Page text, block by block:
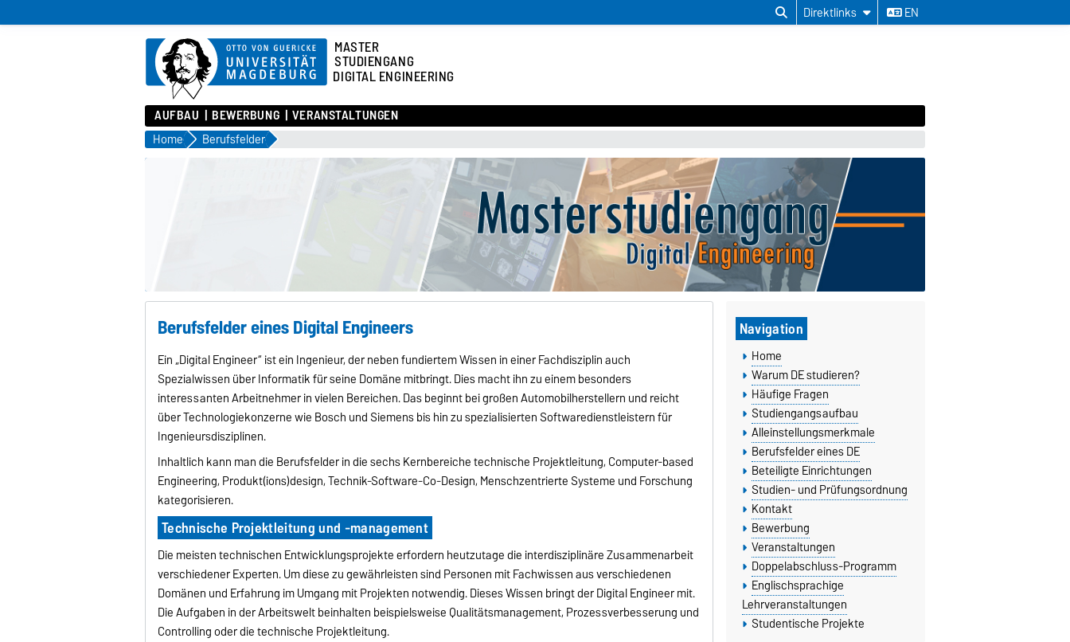
Direktlinks EN
MASTER
STUDIENGANG
DIGITAL ENGINEERING
AUFBAU BEWERBUNG VERANSTALTUNGEN
Home Berufsfelder
Berufsfelder eines Digital Engineers
Ein „Digital Engineer“ ist ein Ingenieur, der neben fundiertem Wissen in einer Fachdisziplin auch
Spezialwissen über Informatik für seine Domäne mitbringt. Dies macht ihn zu einem besonders
interessanten Arbeitnehmer in vielen Bereichen. Das beginnt bei großen Automobilherstellern und reicht
über Technologiekonzerne wie Bosch und Siemens bis hin zu spezialisierten Softwaredienstleistern für
Ingenieursdisziplinen.
Inhaltlich kann man die Berufsfelder in die sechs Kernbereiche technische Projektleitung, Computer-based
Engineering, Produkt(ions)design, Technik-Software-Co-Design, Menschzentrierte Systeme und Forschung
kategorisieren.
Technische Projektleitung und -management
Die meisten technischen Entwicklungsprojekte erfordern heutzutage die interdisziplinäre Zusammenarbeit
verschiedener Experten. Um diese zu gewährleisten sind Personen mit Fachwissen aus verschiedenen
Domänen und Erfahrung im Umgang mit Projekten notwendig. Dieses Wissen bringt der Digital Engineer mit.
Die Aufgaben in der Arbeitswelt beinhalten beispielsweise Qualitätsmanagement, Prozessverbesserung und
Controlling oder die technische Projektleitung.
Navigation
Home
Warum DE studieren?
Häufige Fragen
Studiengangsaufbau
Alleinstellungsmerkmale
Berufsfelder eines DE
Beteiligte Einrichtungen
Studien- und Prüfungsordnung
Kontakt
Bewerbung
Veranstaltungen
Doppelabschluss-Programm
Englischsprachige
Lehrveranstaltungen
Studentische Projekte